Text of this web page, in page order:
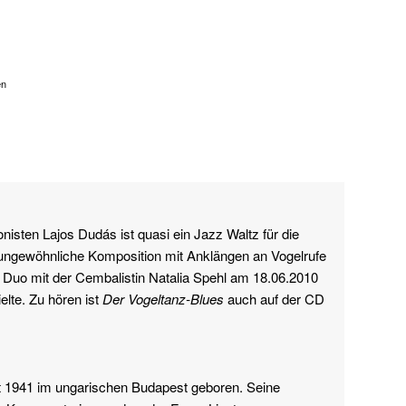
Lajos Dudás ist quasi ein Jazz Waltz für die
Komposition mit Anklängen an Vogelrufe
mit der Cembalistin Natalia Spehl am 18.06.2010
Zu hören istDer Vogeltanz-Blues auch auf der CD
1941 im ungarischen Budapest geboren. Seine